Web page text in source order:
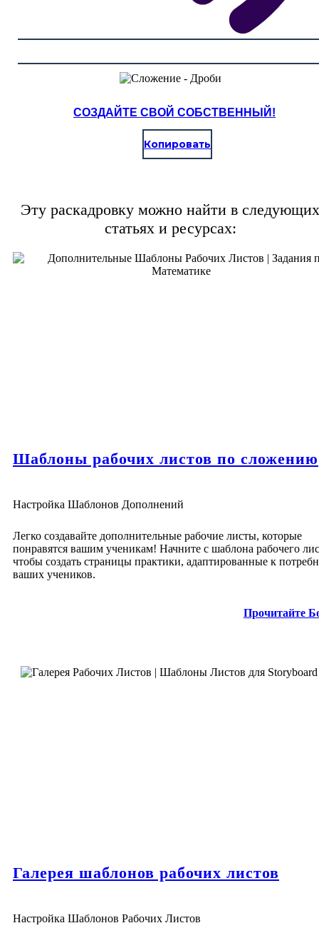
СОЗДАЙТЕ СВОЙ СОБСТВЕННЫЙ!
Копировать
Эту раскадровку можно найти в следующих
статьях и ресурсах:
Шаблоны рабочих листов по сложению
Настройка Шаблонов Дополнений
Легко создавайте дополнительные рабочие листы, которые
понравятся вашим ученикам! Начните с шаблона рабочего
чтобы создать страницы практики, адаптированные к
ваших учеников.
Прочитайте
Галерея шаблонов рабочих листов
Настройка Шаблонов Рабочих Листов